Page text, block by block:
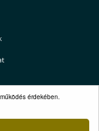
érdekében.